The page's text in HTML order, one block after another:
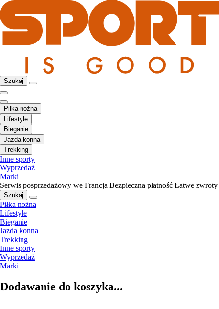
Szukaj
Piłka nożna
Lifestyle
Bieganie
Jazda konna
Trekking
Inne sporty
Wyprzedaż
Marki
Serwis posprzedażowy we Francja Bezpieczna płatność Łatwe zwroty
Szukaj
Piłka nożna
Lifestyle
Bieganie
Jazda konna
Trekking
Inne sporty
Wyprzedaż
Marki
Dodawanie do koszyka...